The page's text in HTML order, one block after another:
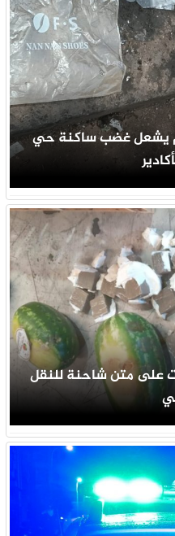
يشعل غضب ساكنة حي
على متن شاحنة للنقل